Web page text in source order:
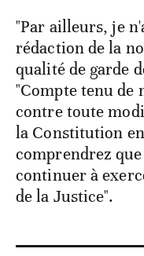
"Par ailleurs, je
rédaction de la
qualité de garde
"Compte tenu de
contre toute
la Constitution
comprendrez
continuer à
de la Justice".